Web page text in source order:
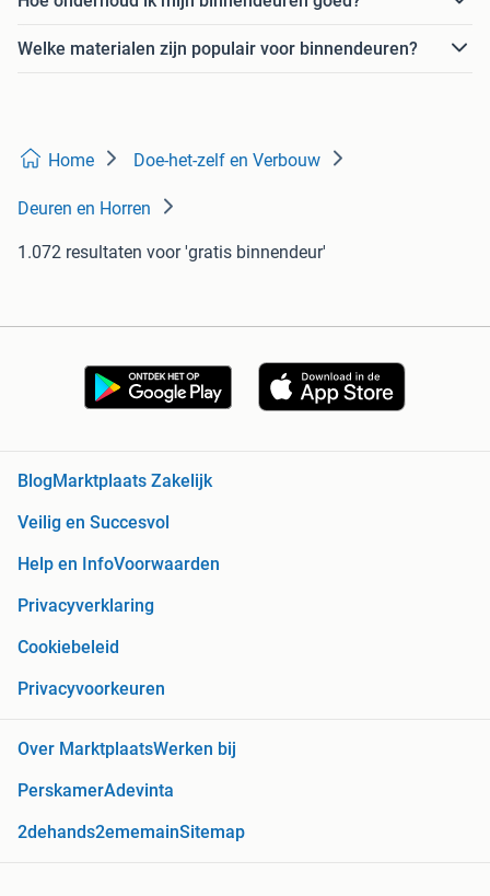
Welke materialen zijn populair voor binnendeuren?
Home Doe-het-zelf en Verbouw
Deuren en Horren
1.072 resultaten voor 'gratis binnendeur'
BlogMarktplaats Zakelijk
Veilig en Succesvol
Help en InfoVoorwaarden
Privacyverklaring
Cookiebeleid
Privacyvoorkeuren
Over MarktplaatsWerken bij
PerskamerAdevinta
2dehands2ememainSitemap